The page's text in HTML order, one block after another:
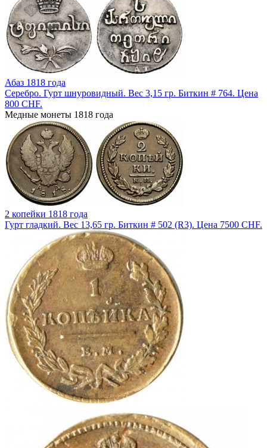
Абаз 1818 года
Серебро. Гурт шнуровидный. Вес 3,15 гр. Биткин # 764. Цена
800 CHF.
Медные монеты 1818 года
2 копейки 1818 года
Гурт гладкий. Вес 13,65 гр. Биткин # 502 (R3). Цена 7500 CHF.